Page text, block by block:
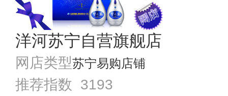
洋河苏宁自营旗舰店
网店类型苏宁易购店铺
推荐指数 3193